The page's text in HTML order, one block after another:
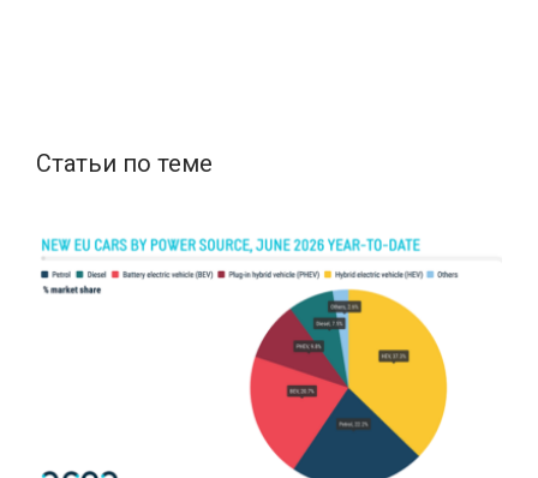
Статьи по теме